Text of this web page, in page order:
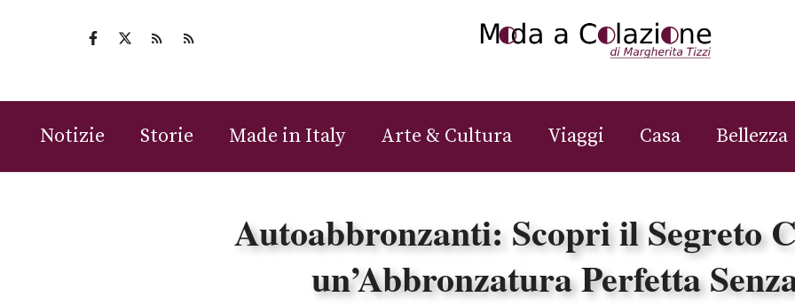
Notizie Storie Made in Italy Arte & Cultura Viaggi Casa Bellezza
Autoabbronzanti: Scopri il Segreto
un’Abbronzatura Perfetta